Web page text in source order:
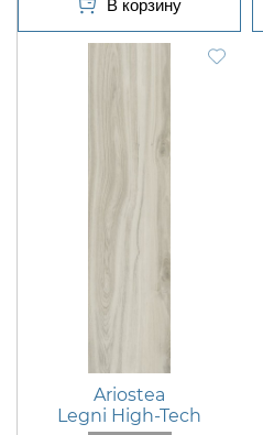
Ariostea
Legni High-Tech